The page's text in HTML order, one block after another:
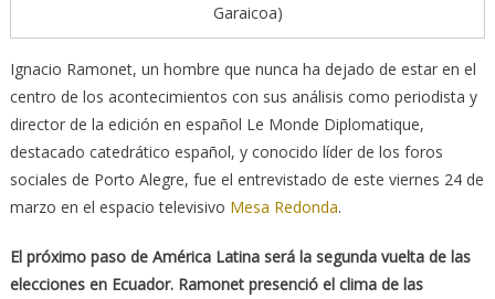
Garaicoa)
Ignacio Ramonet, un hombre que nunca ha dejado de estar en el
centro de los acontecimientos con sus análisis como periodista y
director de la edición en español Le Monde Diplomatique,
destacado catedrático español, y conocido líder de los foros
sociales de Porto Alegre, fue el entrevistado de este viernes 24 de
marzo en el espacio televisivo Mesa Redonda.
El próximo paso de América Latina será la segunda vuelta de las
elecciones en Ecuador. Ramonet presenció el clima de las